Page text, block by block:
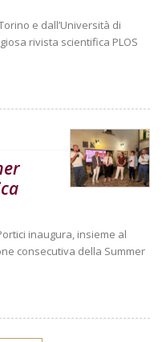
e dall’Università di
rivista scientifica PLOS
inaugura, insieme al
consecutiva della Summer